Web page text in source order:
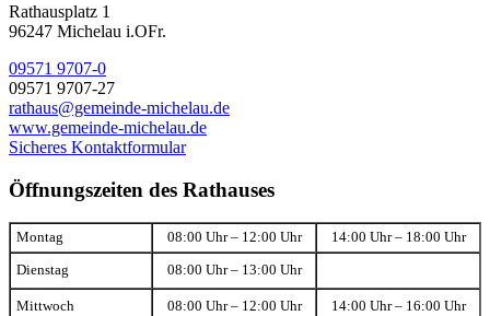
Rathausplatz 1
96247 Michelau i.OFr.
09571 9707-0
09571 9707-27
rathaus@gemeinde-michelau.de
www.gemeinde-michelau.de
Sicheres Kontaktformular
Öffnungszeiten des Rathauses
Montag 08:00 Uhr – 12:00 Uhr 14:00 Uhr – 18:00 Uhr
Dienstag 08:00 Uhr – 13:00 Uhr
Mittwoch 08:00 Uhr – 12:00 Uhr 14:00 Uhr – 16:00 Uhr